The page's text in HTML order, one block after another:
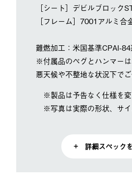
［シート］デビルブロッ
［フレーム］7001アルミ合
難燃加工：米国基準CPAI-
※付属品のペグとハンマー
悪天候や不整地な状況下で
※製品は予告なく仕様を変
※写真は実際の形状、サ
+ 詳細スペック